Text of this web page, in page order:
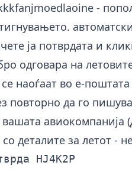
-
ја потврдата и
одговара на
наоѓаат во е-
повторно да го
авиокомпанија
деталите за летот -
HJ4K2P